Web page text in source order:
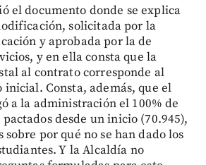
el documento donde se explica
solicitada por la
y aprobada por la de
y en ella consta que la
al contrato corresponde al
inicial. Consta, además, que el
a la administración el 100% de
desde un inicio (70.945),
sobre por qué no se han dado los
Y la Alcaldía no